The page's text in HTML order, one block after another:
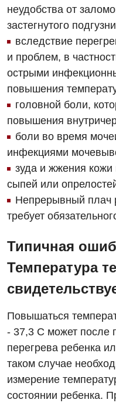
неудобства от
застегнутого
вследствие
и проблем, в
острыми
повышения
головной боли,
повышения
боли во время
инфекциями
зуда и жжения кожи
сыпей или
Непрерывный плач
требует
Типичная
Температура
Повышаться
- 37,3 С может после
перегрева ребенка
таком случае
измерение
состоянии ребенка.